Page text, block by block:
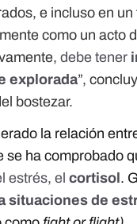
e incluso en
como un acto
debe tener
explorada”,
bostezar.
la relación
se ha comprobado
estrés, elcortisol .
situaciones de